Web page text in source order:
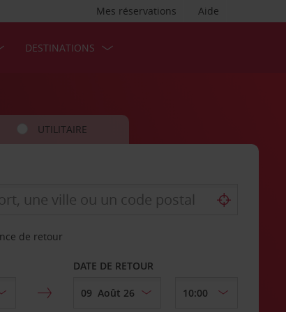
Aide
Mes réservations
DESTINATIONS
UTILITAIRE
de retour
DATE DE RETOUR